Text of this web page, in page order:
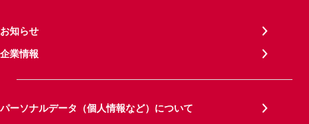
お知らせ
企業情報
パーソナルデータ（個人情報など）について